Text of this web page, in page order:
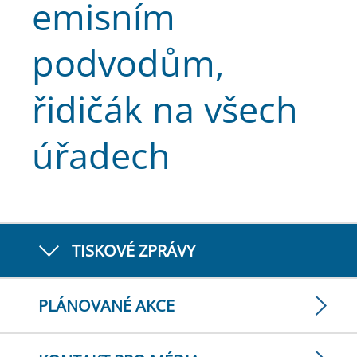
emisním
podvodům,
řidičák na všech
úřadech
TISKOVÉ ZPRÁVY
PLÁNOVANÉ AKCE